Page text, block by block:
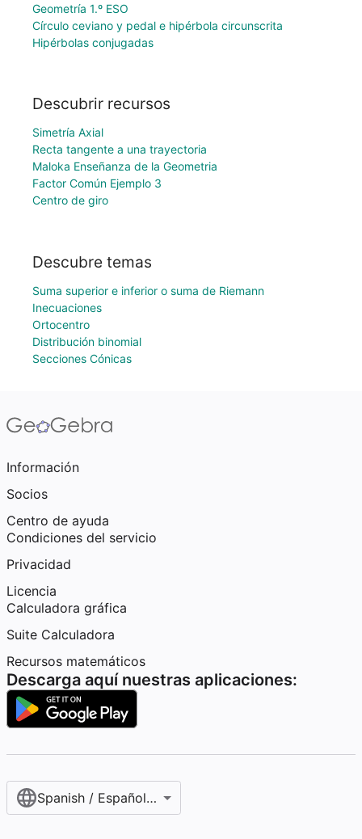
Geometría 1.º ESO
Círculo ceviano y pedal e hipérbola circunscrita
Hipérbolas conjugadas
Descubrir recursos
Simetría Axial
Recta tangente a una trayectoria
Maloka Enseñanza de la Geometria
Factor Común Ejemplo 3
Centro de giro
Descubre temas
Suma superior e inferior o suma de Riemann
Inecuaciones
Ortocentro
Distribución binomial
Secciones Cónicas
Información
Socios
Centro de ayuda
Condiciones del servicio
Privacidad
Licencia
Calculadora gráfica
Suite Calculadora
Recursos matemáticos
Descarga aquí nuestras aplicaciones:
Spanish / Español (internacional)